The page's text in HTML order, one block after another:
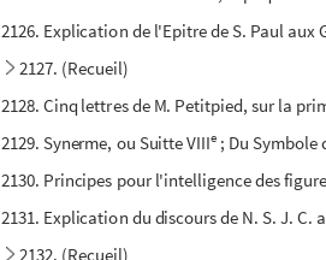
2126. Explication de l'Epitre de S. Paul aux
2127. (Recueil)
2128. Cinq lettres de M. Petitpied, sur la
2129. Synerme, ou Suitte VIIIe ; Du Symbole
2130. Principes pour l'intelligence des
2131. Explication du discours de N. S. J.
2132. (Recueil)